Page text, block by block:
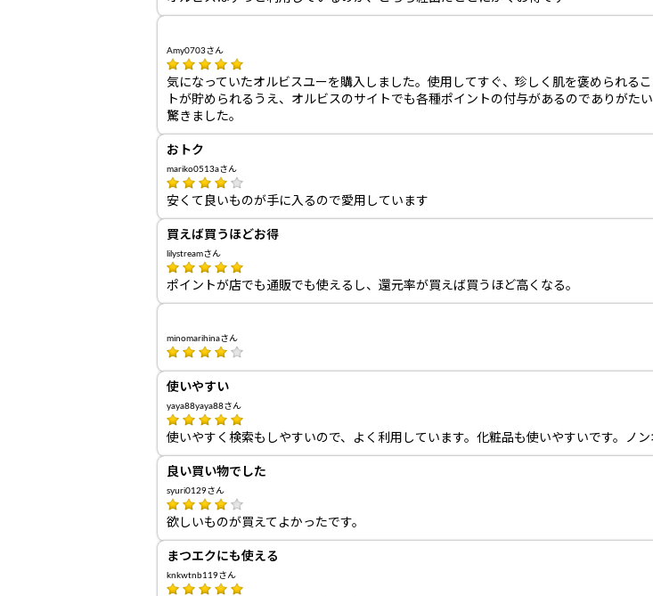
Amy0703さん
気になっていたオルビスユーを購入しました。使用してすぐ、珍しく肌を褒められる
トが貯められるうえ、オルビスのサイトでも各種ポイントの付与があるのでありが
驚きました。
おトク
mariko0513aさん
安くて良いものが手に入るので愛用しています
買えば買うほどお得
lilystreamさん
ポイントが店でも通販でも使えるし、還元率が買えば買うほど高くなる。
minomarihinaさん
使いやすい
yaya88yaya88さん
使いやすく検索もしやすいので、よく利用しています。化粧品も使いやすいです。ノ
良い買い物でした
syuri0129さん
欲しいものが買えてよかったです。
まつエクにも使える
knkwtnb119さん